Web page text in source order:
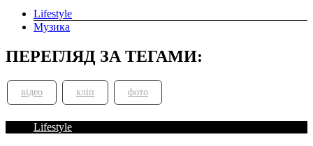
Lifestyle
Музика
ПЕРЕГЛЯД ЗА ТЕГАМИ:
відео кліп фото
Lifestyle